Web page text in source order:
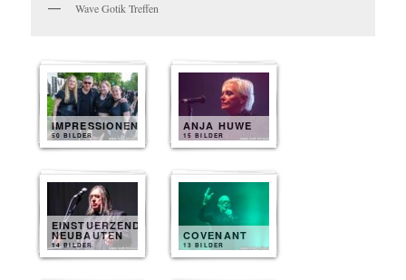
Wave Gotik Treffen
IMPRESSIONEN
50 BILDER
ANJA HUWE
15 BILDER
EINSTUERZENDE
NEUBAUTEN
14 BILDER
COVENANT
13 BILDER